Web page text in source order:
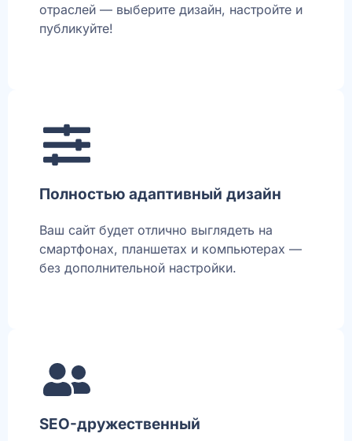
отраслей — выберите дизайн, настройте и
публикуйте!
Полностью адаптивный дизайн
Ваш сайт будет отлично выглядеть на
смартфонах, планшетах и компьютерах —
без дополнительной настройки.
SEO-дружественный